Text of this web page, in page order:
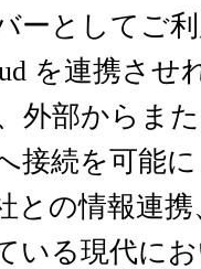
ーとしてご
を連携させ
外部からま
接続を可能
との情報連
いる現代に